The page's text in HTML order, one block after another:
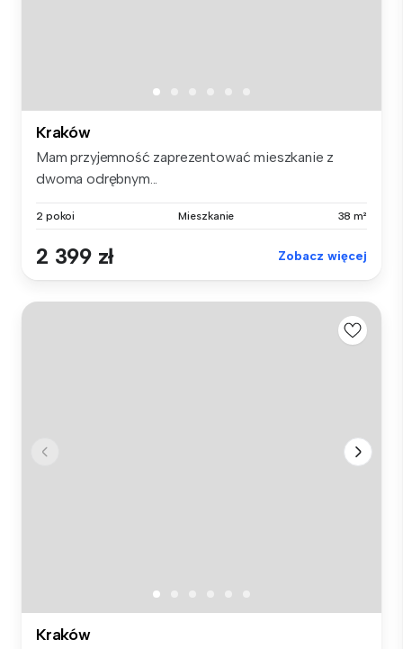
Kraków
Mam przyjemność zaprezentować mieszkanie z
dwoma odrębnym...
2 pokoi Mieszkanie 38 m²
2 399 zł Zobacz więcej
Kraków